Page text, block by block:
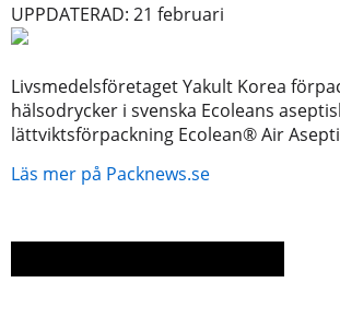
UPPDATERAD: 21 februari
Livsmedelsföretaget Yakult Korea
hälsodrycker i svenska Ecoleans
lättviktsförpackning Ecolean® Air
Läs mer på Packnews.se